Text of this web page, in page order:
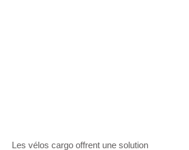
Les vélos cargo offrent une solution